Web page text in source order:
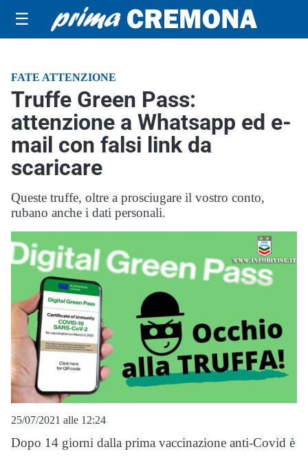
☰
FATE ATTENZIONE
Truffe Green Pass:
attenzione a Whatsapp ed e-
mail con falsi link da
scaricare
Queste truffe, oltre a prosciugare il vostro conto,
rubano anche i dati personali.
25/07/2021 alle 12:24
Dopo 14 giorni dalla prima vaccinazione anti-Covid è